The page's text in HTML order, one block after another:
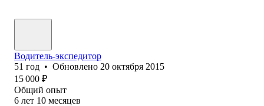
Водитель-экспедитор
51 год • Обновлено 20 октября 2015
15 000 ₽
Общий опыт
6 лет 10 месяцев